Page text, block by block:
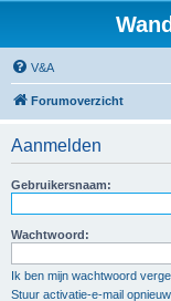
V&A
Forumoverzicht
Aanmelden
Gebruikersnaam:
Wachtwoord:
Ik ben mijn wachtwoord
Stuur activatie-e-mail opnieuw